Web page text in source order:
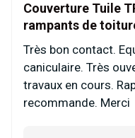
Couverture Tuile
rampants de
Très bon contact.
caniculaire. Très
travaux en cours.
recommande. Merci